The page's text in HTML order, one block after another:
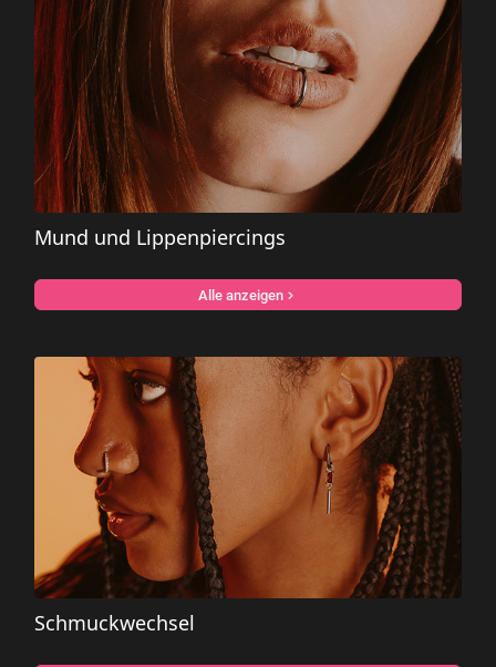
Mund und Lippenpiercings
Alle anzeigen
Schmuckwechsel